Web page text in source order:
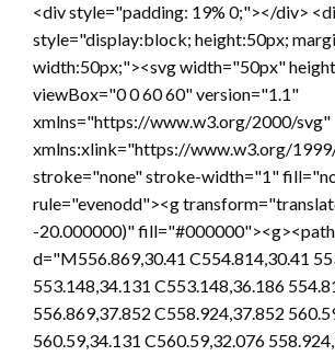
<div style="padding: 19% 0;"></div>
style="display:block; height:50px;
width:50px;"><svg width="50px"
viewBox="0 0 60 60" version="1.1"
xmlns="https://www.w3.org/2000/svg"
xmlns:xlink="https://www.w3.org/
stroke="none" stroke-width="1"
rule="evenodd"><g
-20.000000)" fill="#000000"><g><path
d="M556.869,30.41 C554.814,30.41
553.148,34.131 C553.148,36.186
556.869,37.852 C558.924,37.852
560.59,34.131 C560.59,32.076